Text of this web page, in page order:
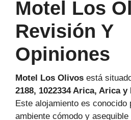
Motel Los
Revisión Y
Opiniones
Motel Los Olivos está
2188, 1022334 Arica, Arica
Este alojamiento es conocido
ambiente cómodo y